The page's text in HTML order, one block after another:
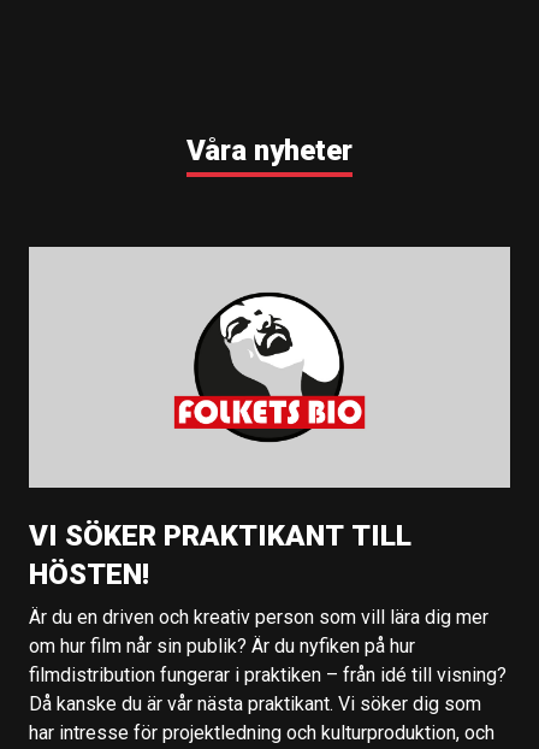
Våra nyheter
VI SÖKER PRAKTIKANT TILL
HÖSTEN!
Är du en driven och kreativ person som vill lära dig mer
om hur film når sin publik? Är du nyfiken på hur
filmdistribution fungerar i praktiken – från idé till visning?
Då kanske du är vår nästa praktikant. Vi söker dig som
har intresse för projektledning och kulturproduktion, och